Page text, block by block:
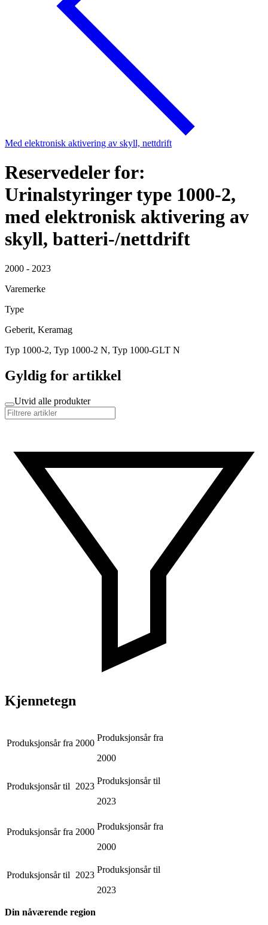
Med elektronisk aktivering av skyll, nettdrift
Reservedeler for:
Urinalstyringer type 1000-2,
med elektronisk aktivering av
skyll, batteri-/nettdrift
2000 - 2023
Varemerke
Type
Geberit, Keramag
Typ 1000-2, Typ 1000-2 N, Typ 1000-GLT N
Gyldig for artikkel
Utvid alle produkter
Kjennetegn
Produksjonsår fra 2000
Produksjonsår fra
2000
Produksjonsår til 2023
Produksjonsår til
2023
Produksjonsår fra 2000
Produksjonsår fra
2000
Produksjonsår til 2023
Produksjonsår til
2023
Din nåværende region